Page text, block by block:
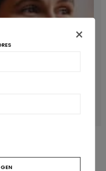
levensjaren…
×